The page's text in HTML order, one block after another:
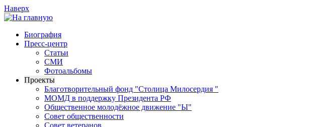
Наверх
Биография
Пресс-центр
Статьи
СМИ
Фотоальбомы
Проекты
Благотворительный фонд "Столица Милосердия "
МОМД в поддержку Президента РФ
Общественное молодёжное движение "Ы"
Совет общественности
Совет ветеранов